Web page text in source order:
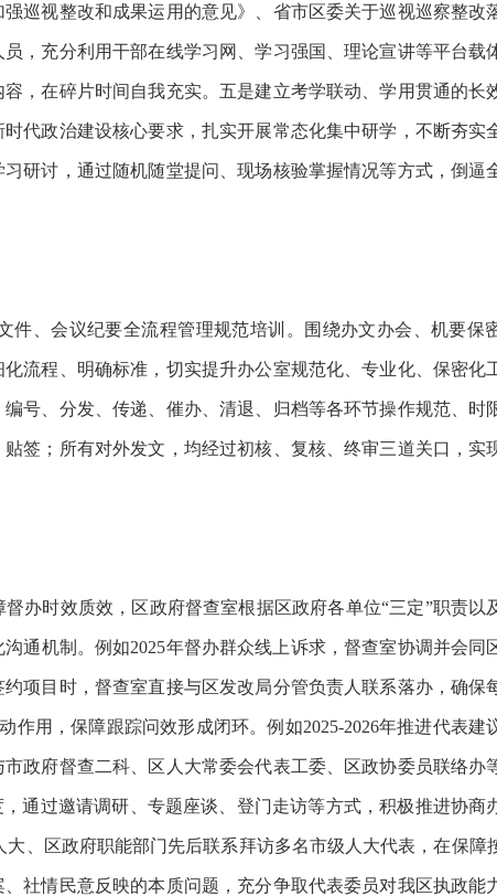
巡视整改和成果运用的意见》、省市区委关于巡视巡察整改
员，充分利用干部在线学习网 、学习强国、理论宣讲等平台载
，在碎片时间自我充实。五是建立考学联动、学 用贯通的长
代政治建设核心要求，扎实开展常态化集中研学，不断夯实
研讨，通过随机随堂提问、现场核验掌握情况等方式，倒逼
、会议纪要全流程管理规范培训。围绕办文办会、机要保
流程、明确标准，切实提升办公室规范化、专业化、保密化
号、分发、传递、催办、清退、归档等各环节操作规范、时
签；所有对外发文，均经过初核、复核、终审三道关口，实
办时效质效，区政府督查室根据区政府各单位“三定”职责以
通机制。例如2025年督办群众线上诉求，督查室协调并会同
项目时，督查室直接与区发改局分管负责人联系落办，确保
作用，保障跟踪问效形成闭环。例如2025-2026年推进代表建
政府督查二科、区人大常委会代表工委、区政协委员联络办
通过邀请调研、专题座谈、登门走访等方式，积极推进协商
、区政府职能部门先后联系拜访多名市级人大代表，在保障
社情民意反映的本质问题，充分争取代表委员对我区执政能